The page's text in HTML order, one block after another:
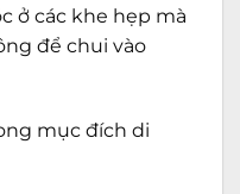
ở các khe hẹp mà
để chui vào
mục đích di